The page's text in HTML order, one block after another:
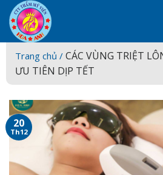
Skip
to
content
Trang chủ / CÁC VÙNG TRIỆT
ƯU TIÊN DỊP TẾT
20
Th12